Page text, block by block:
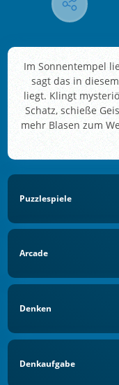
Im Sonnentempel
sagt das in
liegt. Klingt
Schatz, schieße
mehr Blasen zum
Puzzlespiele
Arcade
Denken
Denkaufgabe